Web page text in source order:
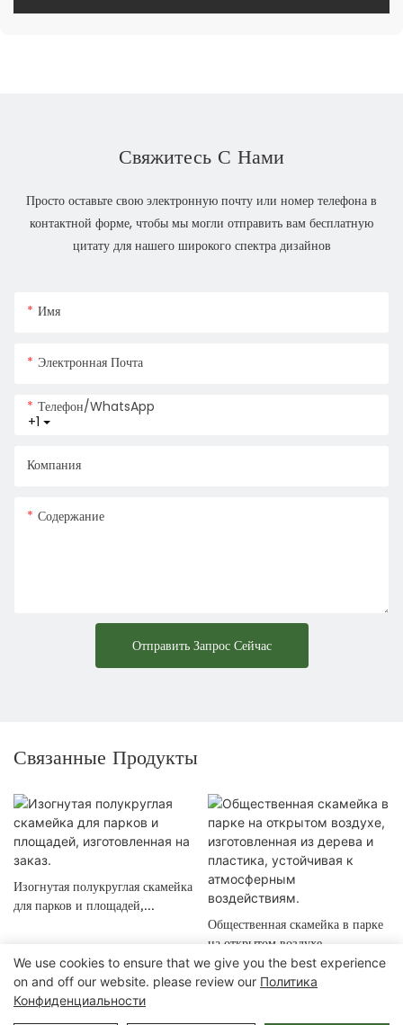
Свяжитесь С Нами
Просто оставьте свою электронную почту или номер телефона в
контактной форме, чтобы мы могли отправить вам бесплатную
цитату для нашего широкого спектра дизайнов
Имя
Электронная Почта
+1
Телефон/WhatsApp
Компания
Содержание
Отправить Запрос Сейчас
Связанные Продукты
Изогнутая полукруглая скамейка
для парков и площадей,
Общественная скамейка в парке
на открытом воздухе,
изготовленная из дерева и
пластика, устойчивая к
Авторские права © 2025 Chongqing Arlau Civic Equipment
We use cookies to ensure that we give you the best experience
on and off our website. please review our Политика
Конфиденциальности